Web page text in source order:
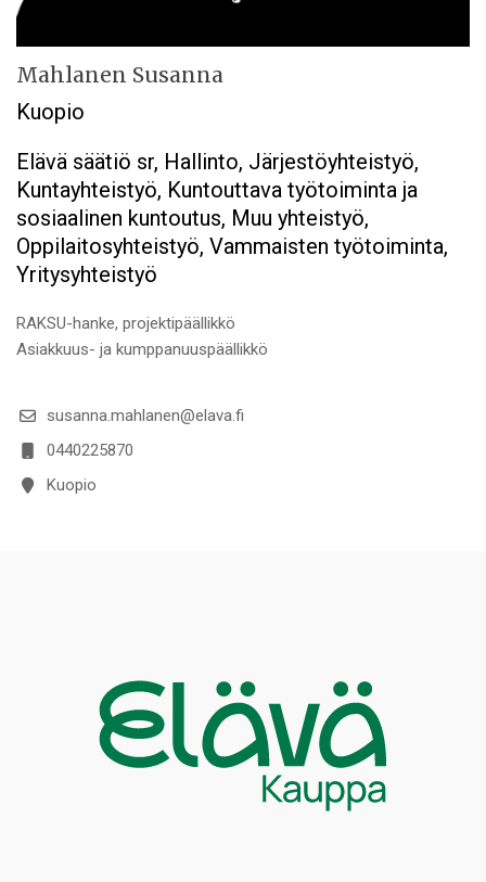
Mahlanen Susanna
Kuopio
Elävä säätiö sr, Hallinto, Järjestöyhteistyö,
Kuntayhteistyö, Kuntouttava työtoiminta ja
sosiaalinen kuntoutus, Muu yhteistyö,
Oppilaitosyhteistyö, Vammaisten työtoiminta,
Yritysyhteistyö
RAKSU-hanke, projektipäällikkö
Asiakkuus- ja kumppanuuspäällikkö
susanna.mahlanen@elava.fi
0440225870
Kuopio